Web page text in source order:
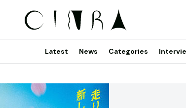
Latest News Categories